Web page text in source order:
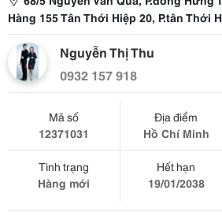
Hàng 155 Tân Thới Hiệp 20, P.tân Thới
Nguyễn Thị Thu
0932 157 918
Mã số
12371031
Địa điểm
Hồ Chí Minh
Tình trạng
Hàng mới
Hết hạn
19/01/2038